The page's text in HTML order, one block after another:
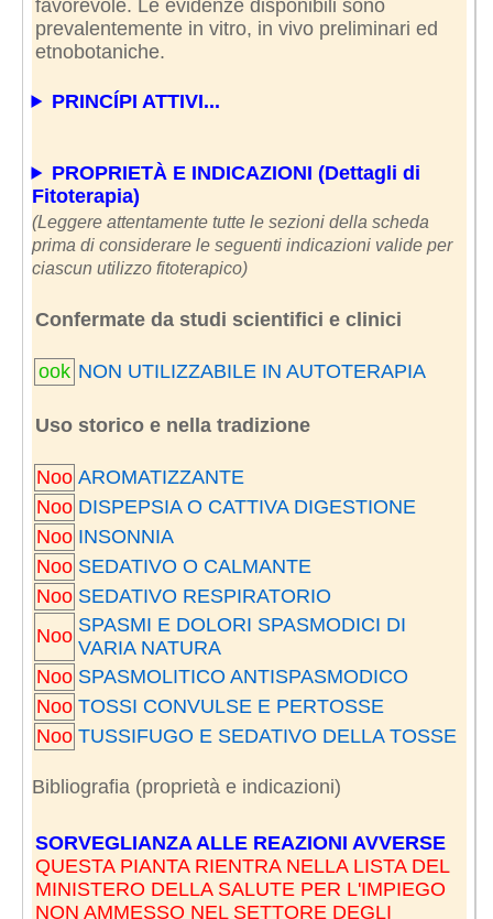
favorevole. Le evidenze disponibili sono
prevalentemente in vitro, in vivo preliminari ed
etnobotaniche.
PRINCÍPI ATTIVI...
PROPRIETÀ E INDICAZIONI (Dettagli di
Fitoterapia)
(Leggere attentamente tutte le sezioni della scheda
prima di considerare le seguenti indicazioni valide per
ciascun utilizzo fitoterapico)
Confermate da studi scientifici e clinici
ook NON UTILIZZABILE IN AUTOTERAPIA
Uso storico e nella tradizione
Noo AROMATIZZANTE
Noo DISPEPSIA O CATTIVA DIGESTIONE
Noo INSONNIA
Noo SEDATIVO O CALMANTE
Noo SEDATIVO RESPIRATORIO
Noo SPASMI E DOLORI SPASMODICI DI
VARIA NATURA
Noo SPASMOLITICO ANTISPASMODICO
Noo TOSSI CONVULSE E PERTOSSE
Noo TUSSIFUGO E SEDATIVO DELLA TOSSE
Bibliografia (proprietà e indicazioni)
SORVEGLIANZA ALLE REAZIONI AVVERSE
QUESTA PIANTA RIENTRA NELLA LISTA DEL
MINISTERO DELLA SALUTE PER L'IMPIEGO
NON AMMESSO NEL SETTORE DEGLI